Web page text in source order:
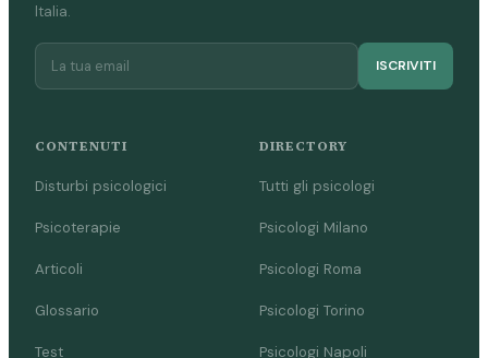
Italia.
ISCRIVITI
CONTENUTI
Disturbi psicologici
Psicoterapie
Articoli
Glossario
Test
DIRECTORY
Tutti gli psicologi
Psicologi Milano
Psicologi Roma
Psicologi Torino
Psicologi Napoli